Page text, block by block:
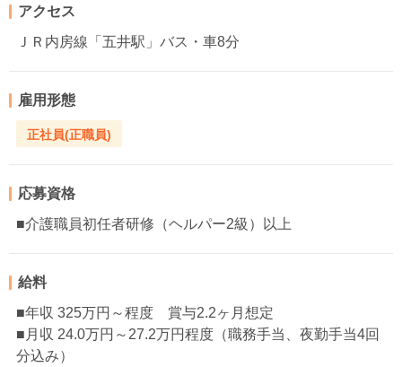
アクセス
ＪＲ内房線「五井駅」バス・車8分
雇用形態
正社員(正職員)
応募資格
■介護職員初任者研修（ヘルパー2級）以上
給料
■年収 325万円～程度 賞与2.2ヶ月想定
■月収 24.0万円～27.2万円程度（職務手当、夜勤手当4回
分込み）